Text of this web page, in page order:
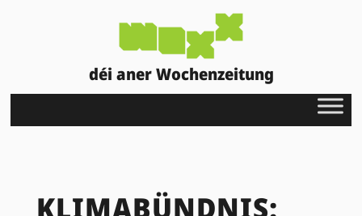
déi aner Wochenzeitung
KLIMABÜNDNIS: